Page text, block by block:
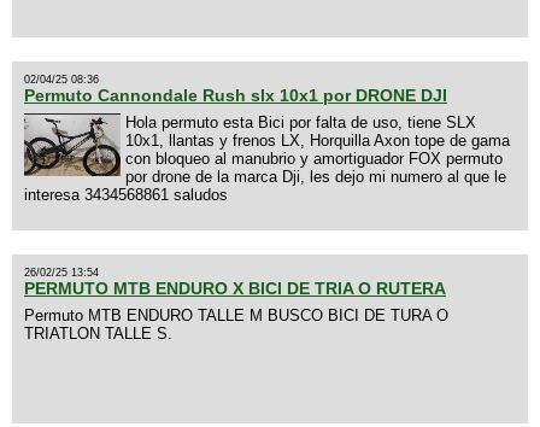
02/04/25 08:36
Permuto Cannondale Rush slx 10x1 por DRONE DJI
Hola permuto esta Bici por falta de uso, tiene SLX
10x1, llantas y frenos LX, Horquilla Axon tope de gama
con bloqueo al manubrio y amortiguador FOX permuto
por drone de la marca Dji, les dejo mi numero al que le
interesa 3434568861 saludos
26/02/25 13:54
PERMUTO MTB ENDURO X BICI DE TRIA O RUTERA
Permuto MTB ENDURO TALLE M BUSCO BICI DE TURA O
TRIATLON TALLE S.